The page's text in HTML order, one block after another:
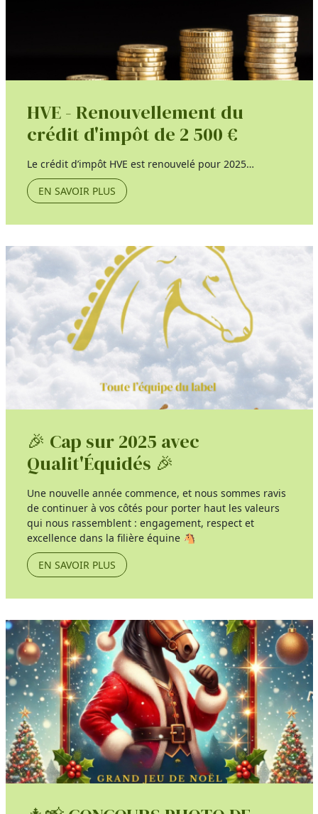
HVE - Renouvellement du
crédit d'impôt de 2 500 €
Le crédit d’impôt HVE est renouvelé pour 2025…
EN SAVOIR PLUS
🎉 Cap sur 2025 avec
Qualit'Équidés 🎉
Une nouvelle année commence, et nous sommes ravis
de continuer à vos côtés pour porter haut les valeurs
qui nous rassemblent : engagement, respect et
excellence dans la filière équine 🐴
EN SAVOIR PLUS